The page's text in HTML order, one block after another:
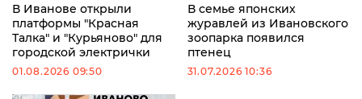
В Иванове открыли
платформы "Красная
Талка" и "Курьяново" для
городской электрички
01.08.2026 09:50
В семье японских
журавлей из Ивановского
зоопарка появился
птенец
31.07.2026 10:36